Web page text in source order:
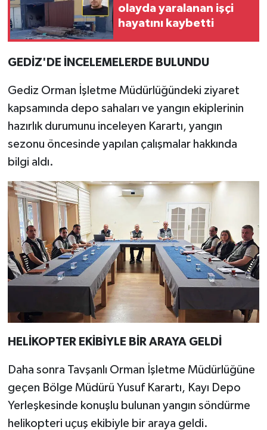
olayda yaralanan işçi
hayatını kaybetti
GEDİZ'DE İNCELEMELERDE BULUNDU
Gediz Orman İşletme Müdürlüğündeki ziyaret
kapsamında depo sahaları ve yangın ekiplerinin
hazırlık durumunu inceleyen Karartı, yangın
sezonu öncesinde yapılan çalışmalar hakkında
bilgi aldı.
HELİKOPTER EKİBİYLE BİR ARAYA GELDİ
Daha sonra Tavşanlı Orman İşletme Müdürlüğüne
geçen Bölge Müdürü Yusuf Karartı, Kayı Depo
Yerleşkesinde konuşlu bulunan yangın söndürme
helikopteri uçuş ekibiyle bir araya geldi.
Siyaset
Spor
Teknoloji
Video Galeri
Yaşam
Yemek Tarifleri